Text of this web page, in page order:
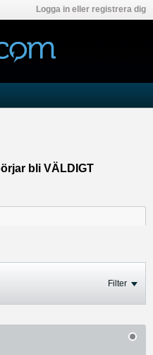
Logga in eller registrera dig
bli VÄLDIGT
Filter